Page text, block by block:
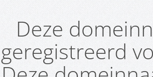
Deze
geregistreerd